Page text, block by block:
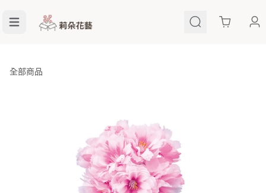
Cart
全部商品